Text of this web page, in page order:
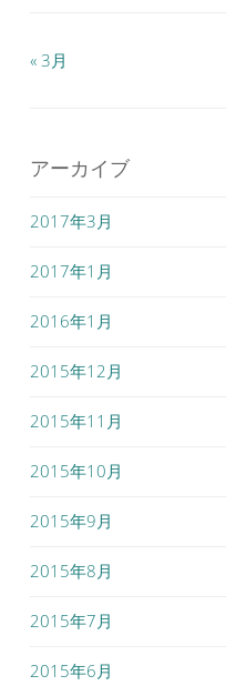
« 3月
アーカイブ
2017年3月
2017年1月
2016年1月
2015年12月
2015年11月
2015年10月
2015年9月
2015年8月
2015年7月
2015年6月